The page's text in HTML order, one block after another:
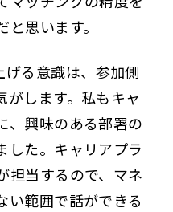
思います。
る意識は、参加側
がします。私もキャ
、興味のある部署の
した。キャリアプラ
担当するので、マネ
い範囲で話ができる